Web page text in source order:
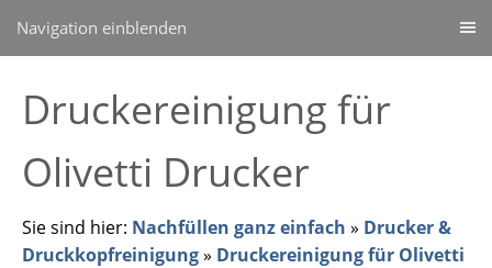
Navigation einblenden
Druckereinigung für
Olivetti Drucker
Sie sind hier: Nachfüllen ganz einfach » Drucker &
Druckkopfreinigung» Druckereinigung für Olivetti